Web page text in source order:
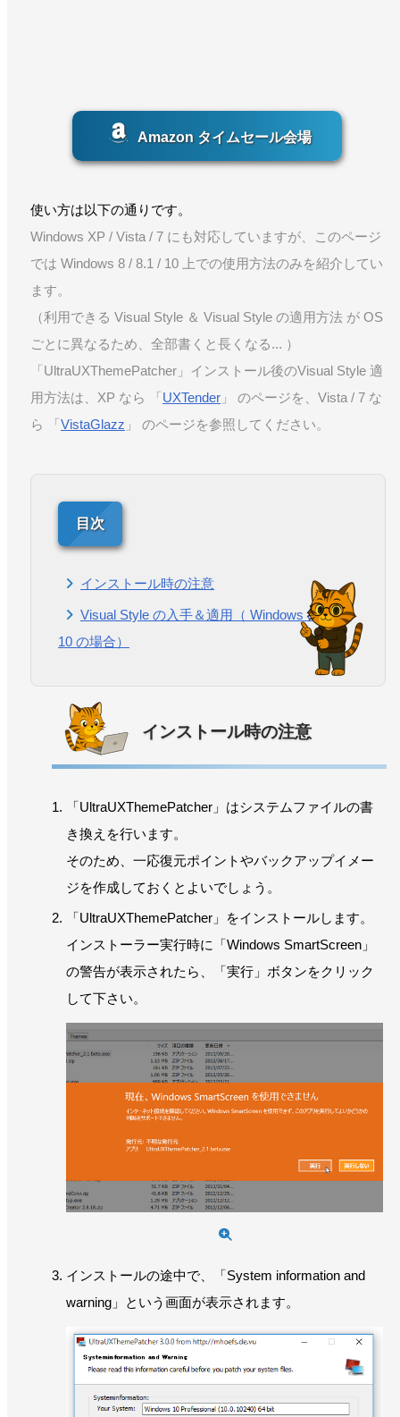
Amazon タイムセール会場
使い方は以下の通りです。
Windows XP / Vista / 7 にも対応していますが、このページ
では Windows 8 / 8.1 / 10 上での使用方法のみを紹介してい
ます。
（利用できる Visual Style ＆ Visual Style の適用方法 が OS
ごとに異なるため、全部書くと長くなる... ）
「UltraUXThemePatcher」インストール後のVisual Style 適
用方法は、XP なら 「UXTender 」 のページを、Vista / 7 な
ら 「VistaGlazz 」 のページを参照してください。
インストール時の注意
Visual Style の入手＆適用（ Windows 8 / 8.1 /
10 の場合）
インストール時の注意
「UltraUXThemePatcher」はシステムファイルの書
き換えを行います。
そのため、一応復元ポイントやバックアップイメー
ジを作成しておくとよいでしょう。
「UltraUXThemePatcher」をインストールします。
インストーラー実行時に「Windows SmartScreen」
の警告が表示されたら、「実行」ボタンをクリック
して下さい。
インストールの途中で、「System information and
warning」という画面が表示されます。